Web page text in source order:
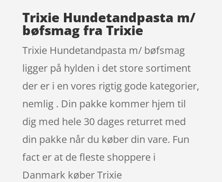
Trixie Hundetandpasta m/
bøfsmag fra Trixie
Trixie Hundetandpasta m/ bøfsmag
ligger på hylden i det store sortiment
der er i en vores rigtig gode kategorier,
nemlig . Din pakke kommer hjem til
dig med hele 30 dages returret med
din pakke når du køber din vare. Fun
fact er at de fleste shoppere i
Danmark køber Trixie